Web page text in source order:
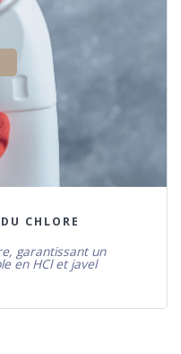
CHLORE
garantissant un
en HCl et javel